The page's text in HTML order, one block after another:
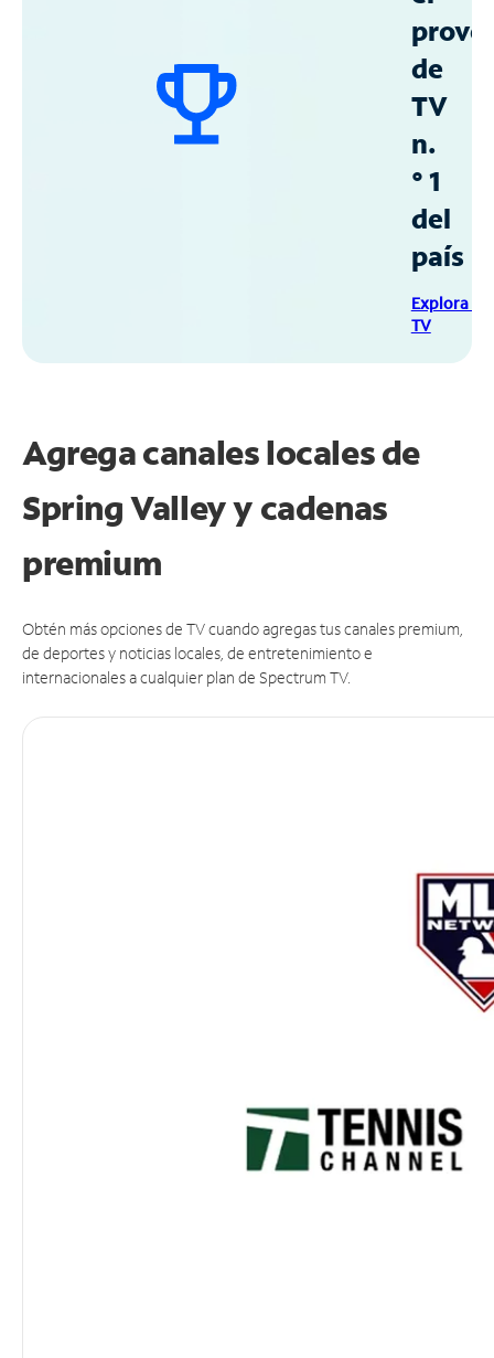
de
TV
n.
° 1
del
país
Explora
TV
Agrega canales locales de
Spring Valley y cadenas
premium
Obtén más opciones de TV cuando agregas tus canales premium,
de deportes y noticias locales, de entretenimiento e
internacionales a cualquier plan de Spectrum TV.